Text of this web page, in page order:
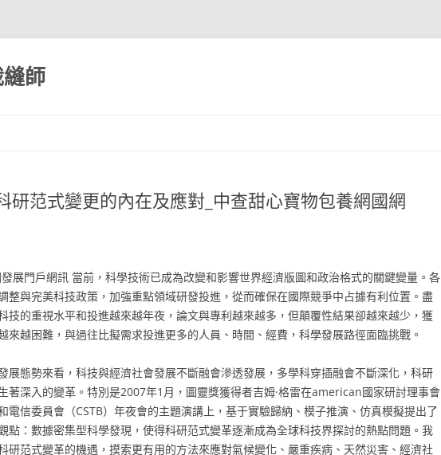
師
研范式變更的內在及應對_中查甜心寶物包養網國網
展門戶網訊 當前，科學技術已成為改變和影響世界經濟版圖和政治格式的關鍵變量。各
整與完美科技政策，加強重點領域研發投進，從而確保在國際競爭中占據有利位置。盡
技的重視水平和投進越來越年夜，論文與專利越來越多，但顛覆性結果卻越來越少，獲
來越困難，與過往比擬需求投進更多的人員、時間、經費，科學發展路徑面臨挑戰。
展態勢來看，科技與經濟社會發展不斷融會滲透發展，多學科穿插融會不斷深化，科研
著深入的變革。特別是2007年1月，圖靈獎獲得者吉姆·格雷在american國家研討理事會
電信委員會（CSTB）年夜會的主題演講上，基于實驗歸納、模子推演、仿真模擬提出了
點：數據密集型科學發現，使得科研范式變革逐漸成為全球科技界探討的熱點問題。我
研范式變革的機遇，摸索更有用的方法來應對氣候變化、嚴重疾病、天然災害、經濟社